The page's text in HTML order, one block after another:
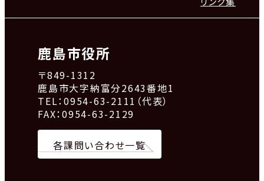
鹿島市役所
〒849-1312
鹿島市大字納富分2643番地1
TEL：0954-63-2111（代表）
FAX：0954-63-2129
各課問い合わせ一覧